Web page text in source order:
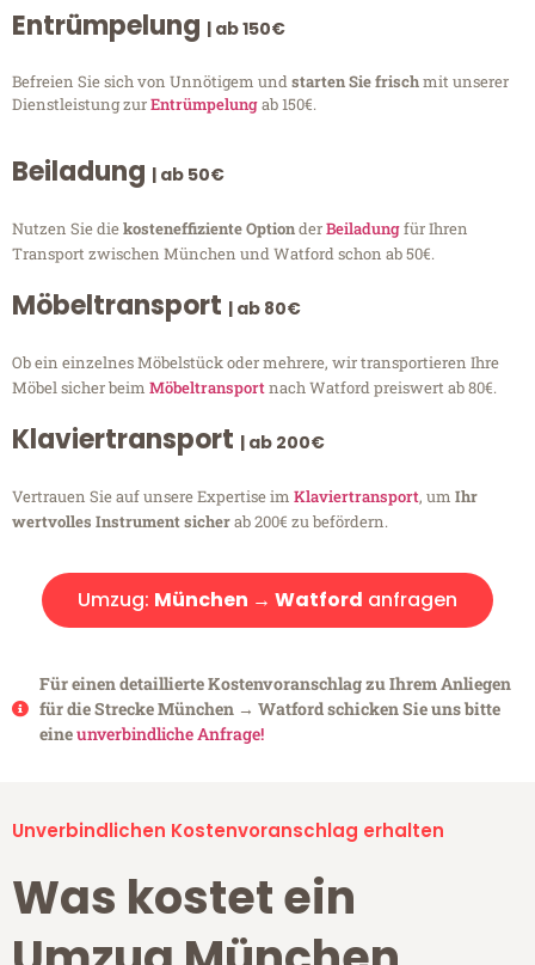
Entrümpelung | ab 150€
Befreien Sie sich von Unnötigem undstarten Sie frischmit unserer
Dienstleistung zurEntrümpelungab 150€.
Beiladung | ab 50€
Nutzen Sie diekosteneffiziente OptionderBeiladungfür Ihren
Transport zwischen München und Watford schon ab 50€.
Möbeltransport | ab 80€
Ob ein einzelnes Möbelstück oder mehrere, wir transportieren Ihre
Möbel sicher beim Möbeltransportnach Watford preiswert ab 80€.
Klaviertransport | ab 200€
Vertrauen Sie auf unsere Expertise im Klaviertransport, um Ihr
wertvolles Instrument sicherab 200€ zu befördern.
Umzug: München → Watford anfragen
Für einen detaillierte Kostenvoranschlag zu Ihrem Anliegen
für die Strecke München → Watford schicken Sie uns bitte
eineunverbindliche Anfrage!
Unverbindlichen Kostenvoranschlag erhalten
Was kostet ein